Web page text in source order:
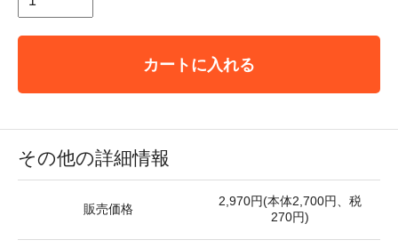
カートに入れる
その他の詳細情報
販売価格
2,970円(本体2,700円、税
270円)